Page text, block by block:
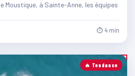
Moustique, à Sainte-Anne, les équipes
⏱ 4 min
🔥 Tendance